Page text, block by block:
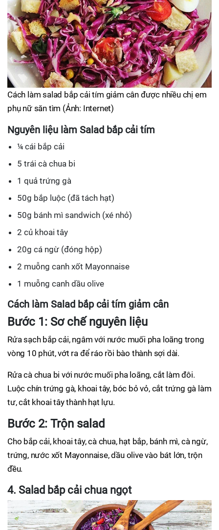
Cách làm salad bắp cải tím giảm cân được nhiều chị em
phụ nữ săn tìm (Ảnh: Internet)
Nguyên liệu làm Salad bắp cải tím
¼ cái bắp cải
5 trái cà chua bi
1 quả trứng gà
50g bắp luộc (đã tách hạt)
50g bánh mì sandwich (xé nhỏ)
2 củ khoai tây
20g cá ngừ (đóng hộp)
2 muỗng canh xốt Mayonnaise
1 muỗng canh dầu olive
Cách làm Salad bắp cải tím giảm cân
Bước 1: Sơ chế nguyên liệu
Rửa sạch bắp cải, ngâm với nước muối pha loãng trong
vòng 10 phút, vớt ra để ráo rồi bào thành sợi dài.
Rửa cà chua bi với nước muối pha loãng, cắt làm đôi.
Luộc chín trứng gà, khoai tây, bóc bỏ vỏ, cắt trứng gà làm
tư, cắt khoai tây thành hạt lựu.
Bước 2: Trộn salad
Cho bắp cải, khoai tây, cà chua, hạt bắp, bánh mì, cà ngừ,
trứng, nước xốt Mayonnaise, dầu olive vào bát lớn, trộn
đều.
4. Salad bắp cải chua ngọt